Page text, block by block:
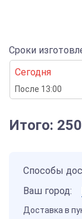
Сроки
Сегодня
После 13:00
Итого: 250
Способы
Ваш город:
Доставка в